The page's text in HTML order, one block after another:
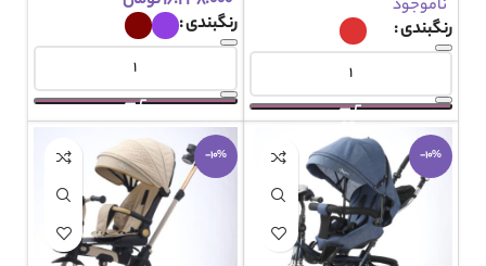
ناموجود
رنگبندی
رنگبندی
-10%
-10%